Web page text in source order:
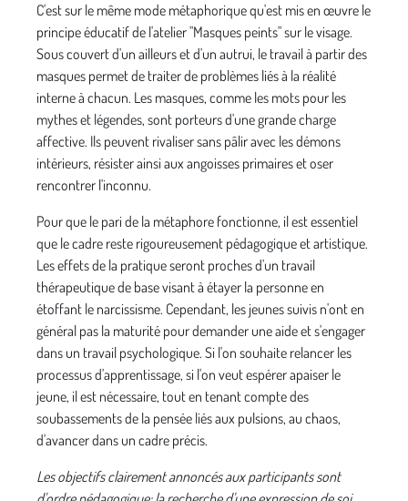
C'est sur le même mode métaphorique qu'est mis en œuvre le
principe éducatif de l'atelier "Masques peints" sur le visage.
Sous couvert d'un ailleurs et d'un autrui, le travail à partir des
masques permet de traiter de pro­blèmes liés à la réalité
interne à chacun. Les masques, comme les mots pour les
mythes et légendes, sont porteurs d'une grande charge
affective. Ils peuvent rivaliser sans pâlir avec les démons
intérieurs, résister ainsi aux angoisses primaires et oser
rencontrer l'inconnu.
Pour que le pari de la métaphore fonctionne, il est essen­tiel
que le cadre reste rigoureusement pédagogique et artistique.
Les effets de la pratique seront proches d'un travail
thérapeutique de base visant à étayer la personne en
étoffant le narcissisme. Cependant, les jeunes suivis n'ont en
général pas la maturité pour demander une aide et s'engager
dans un travail psychologique. Si l'on souhai­te relancer les
processus d'apprentissage, si l'on veut espérer apaiser le
jeune, il est nécessaire, tout en tenant compte des
soubassements de la pensée liés aux pulsions, au chaos,
d'avancer dans un cadre précis.
Les objectifs clairement annoncés aux participants sont